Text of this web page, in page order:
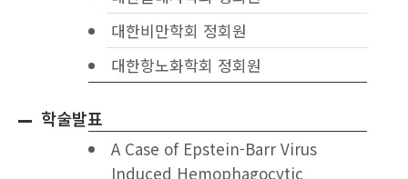
대한비만학회 정회원
대한항노화학회 정회원
학술발표
A Case of Epstein-Barr Virus
Induced Hemophagocytic